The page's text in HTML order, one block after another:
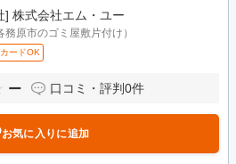
] 株式会社エム・ユー
務原市のゴミ屋敷片付け）
ードOK
ー 口コミ・評判0件
お気に入りに追加